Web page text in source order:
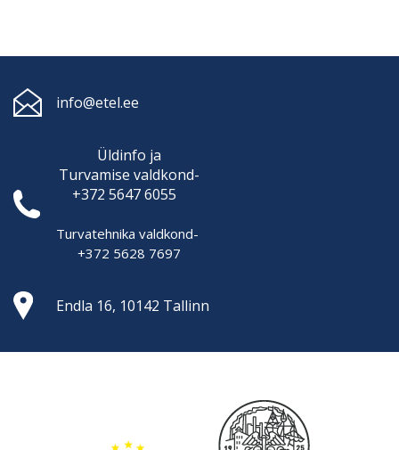
info@etel.ee
Üldinfo ja
Turvamise valdkond-
+372 5647 6055
Turvatehnika valdkond-
+372 5628 7697
Endla 16, 10142 Tallinn